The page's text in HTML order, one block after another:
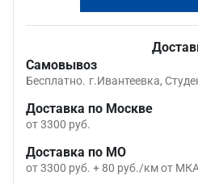
Самовывоз
Бесплатно. г.Ивантеевка,
Доставка по Москве
от 3300 руб.
Доставка по МО
от 3300 руб. + 80 руб./км от